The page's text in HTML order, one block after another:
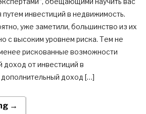
инвестиций в недвижимость.
уже заметили, большинство из их
с высоким уровнем риска. Тем не
рискованные возможности
доход от инвестиций в
доход […]
→